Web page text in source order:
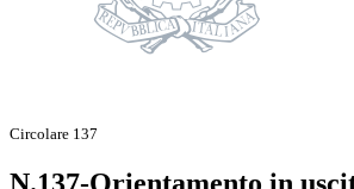
Circolare 137